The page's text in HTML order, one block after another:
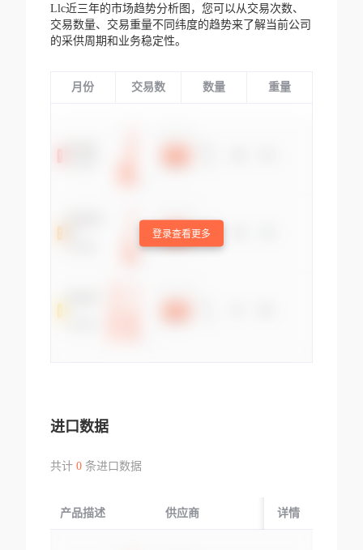
Llc近三年的市场趋势分析图，您可以从交易次数、
交易数量、交易重量不同纬度的趋势来了解当前公司
的采供周期和业务稳定性。
月份 交易数 数量 重量
登录查看更多
进口数据
共计 0条进口数据
产品描述 供应商 起运国/地区
详情